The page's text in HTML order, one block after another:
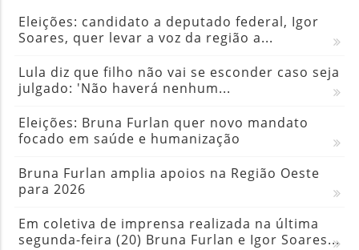
Eleições: candidato a deputado federal, Igor
Soares, quer levar a voz da região a...
Lula diz que filho não vai se esconder caso seja
julgado: 'Não haverá nenhum...
Eleições: Bruna Furlan quer novo mandato
focado em saúde e humanização
Bruna Furlan amplia apoios na Região Oeste
para 2026
Em coletiva de imprensa realizada na última
segunda-feira (20) Bruna Furlan e Igor Soares...